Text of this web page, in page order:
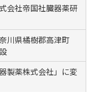
会社帝国社臓器薬研
川県橘樹郡高津町
製薬株式会社」に変